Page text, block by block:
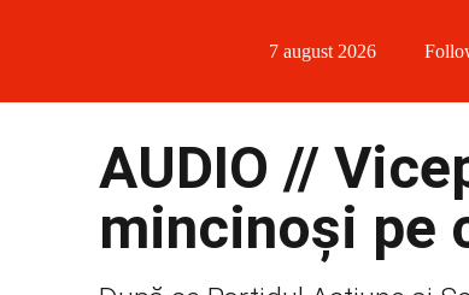
7 august 2026
AUDIO //
mincinoși pe